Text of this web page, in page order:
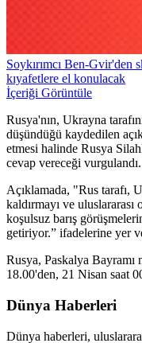
Soykırımcı Ben-Gvir'den
kıyafetlere el konulacak
İçeriği Görüntüle
Rusya'nın, Ukrayna
düşündüğü kaydedilen
etmesi halinde Rusya
cevap vereceği vurgulandı.
Açıklamada, "Rus tarafı,
kaldırmayı ve
koşulsuz barış
getiriyor.” ifadelerine yer
Rusya, Paskalya
18.00'den, 21 Nisan saat
Dünya Haberleri
Dünya haberleri,